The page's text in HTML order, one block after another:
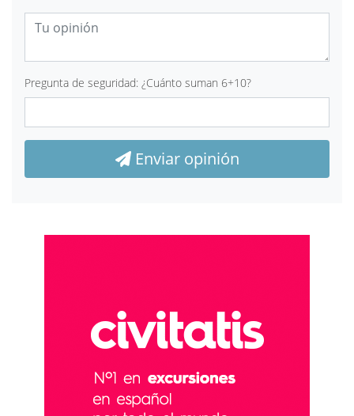
Pregunta de seguridad: ¿Cuánto suman 6+10?
Enviar opinión